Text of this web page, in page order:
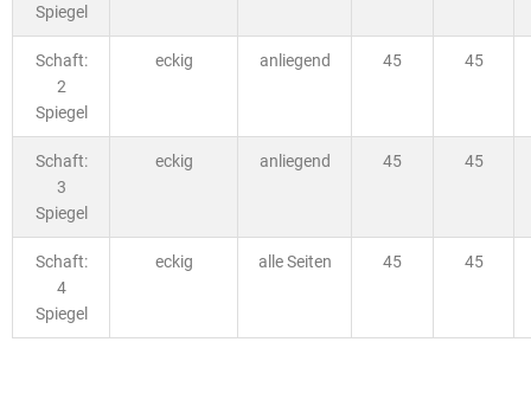
Spiegel
Schaft:
2
Spiegel
eckig anliegend 45 45
Schaft:
3
Spiegel
eckig anliegend 45 45
Schaft:
4
Spiegel
eckig alle Seiten 45 45